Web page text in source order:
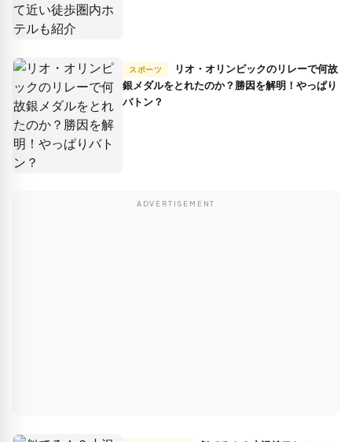
スポーツ
銀メダルをとれたのか？勝因を解明！やっぱり
バトン？
ADVERTISEMENT